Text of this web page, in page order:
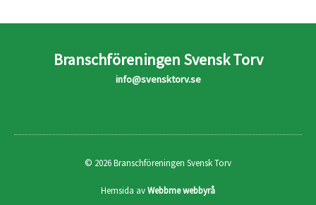
Branschföreningen Svensk Torv
info@svensktorv.se
© 2026 Branschföreningen Svensk Torv
Hemsida avWebbme webbyrå